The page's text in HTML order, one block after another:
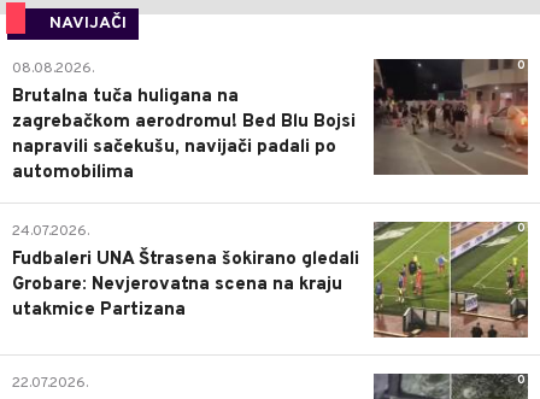
NAVIJAČI
0
08.08.2026.
Brutalna tuča huligana na
zagrebačkom aerodromu! Bed Blu Bojsi
napravili sačekušu, navijači padali po
automobilima
0
24.07.2026.
Fudbaleri UNA Štrasena šokirano gledali
Grobare: Nevjerovatna scena na kraju
utakmice Partizana
0
22.07.2026.